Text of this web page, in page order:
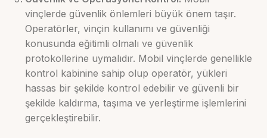
vinçlerde güvenlik önlemleri büyük önem taşır.
Operatörler, vinçin kullanımı ve güvenliği
konusunda eğitimli olmalı ve güvenlik
protokollerine uymalıdır. Mobil vinçlerde genellikle
kontrol kabinine sahip olup operatör, yükleri
hassas bir şekilde kontrol edebilir ve güvenli bir
şekilde kaldırma, taşıma ve yerleştirme işlemlerini
gerçekleştirebilir.